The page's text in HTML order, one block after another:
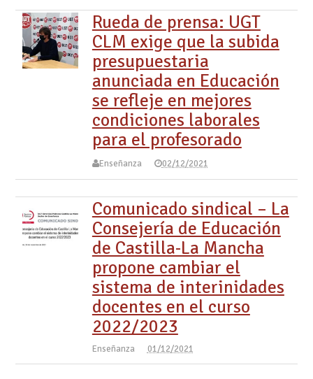
Rueda de prensa: UGT
CLM exige que la subida
presupuestaria
anunciada en Educación
se refleje en mejores
condiciones laborales
para el profesorado
Enseñanza 02/12/2021
Comunicado sindical – La
Consejería de Educación
de Castilla-La Mancha
propone cambiar el
sistema de interinidades
docentes en el curso
2022/2023
Enseñanza 01/12/2021